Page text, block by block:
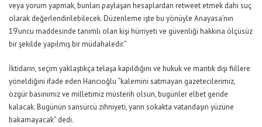
veya yorum yapmak, bunları paylaşan hesaplardan retweet etmek dahi suç
olarak değerlendirilebilecek. Düzenleme işte bu yönüyle Anayasa’nın
19’uncu maddesinde tanımlı olan kişi hürriyeti ve güvenliği hakkına ölçüsüz
bir şekilde yapılmış bir müdahaledir.”
İktidarın, seçim yaklaştıkça telaşa kapıldığını ve hukuk ve mantık dışı fiillere
yöneldiğini ifade eden Hancıoğlu “kalemini satmayan gazetecilerimiz,
özgür basınımız ve milletimiz müsterih olsun, bugünler elbet geride
kalacak. Bugünün sansürcü zihniyeti, yarın sokakta vatandaşın yüzüne
bakamayacak” dedi.